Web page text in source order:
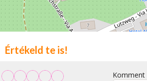
Értékeld te is!
Komment